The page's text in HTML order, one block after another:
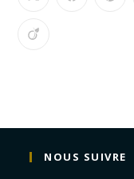
NOUS SUIVRE